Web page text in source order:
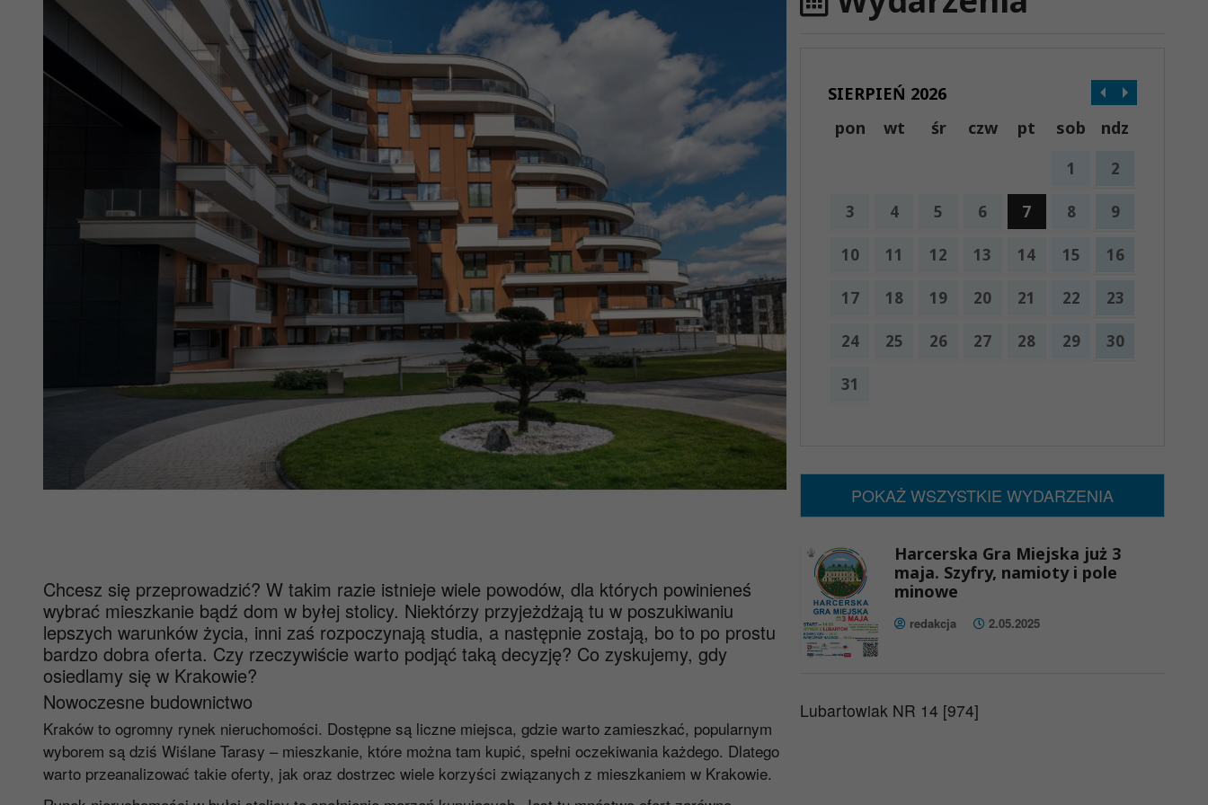
Chcesz się przeprowadzić? W takim razie istnieje wiele powodów, dla których powinieneś
wybrać mieszkanie bądź dom w byłej stolicy. Niektórzy przyjeżdżają tu w poszukiwaniu
lepszych warunków życia, inni zaś rozpoczynają studia, a następnie zostają, bo to po prostu
bardzo dobra oferta. Czy rzeczywiście warto podjąć taką decyzję? Co zyskujemy, gdy
osiedlamy się w Krakowie?
Nowoczesne budownictwo
Kraków to ogromny rynek nieruchomości. Dostępne są liczne miejsca, gdzie warto zamieszkać, popularnym
wyborem są dziś Wiślane Tarasy – mieszkanie, które można tam kupić, spełni oczekiwania każdego. Dlatego
warto przeanalizować takie oferty, jak oraz dostrzec wiele korzyści związanych z mieszkaniem w Krakowie.
SIERPIEŃ 2026
pon
wt śr czw pt sob ndz
1 2
3 4 5 6 7 8 9
10 11 12 13 14 15 16
17 18 19 20 21 22 23
24 25 26 27 28 29 30
31
POKAŻ WSZYSTKIE WYDARZENIA
Harcerska Gra Miejska już 3
maja. Szyfry, namioty i pole
minowe
redakcja 2.05.2025
Lubartowiak NR 14 [974]